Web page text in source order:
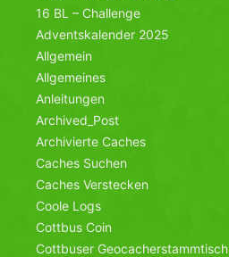
16 BL – Challenge
Adventskalender 2025
Allgemein
Allgemeines
Anleitungen
Archived_Post
Archivierte Caches
Caches Suchen
Caches Verstecken
Coole Logs
Cottbus Coin
Cottbuser Geocacherstammtisch